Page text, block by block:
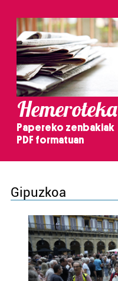
Hemeroteka
Papereko zenbakiak
PDF formatuan
Gipuzkoa